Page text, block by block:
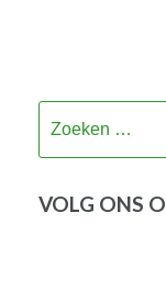
VOLG ONS